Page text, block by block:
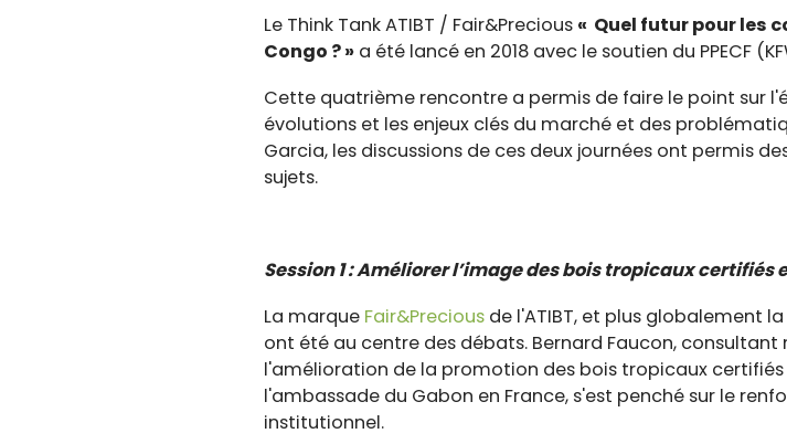
Le Think Tank ATIBT / Fair&Precious « Quel futur pour les
Congo ? » a été lancé en 2018 avec le soutien du PPECF
Cette quatrième rencontre a permis de faire le point sur
évolutions et les enjeux clés du marché et des
Garcia, les discussions de ces deux journées ont permis
sujets.
Session 1 : Améliorer l’image des bois tropicaux certifiés
La marque Fair&Precious de l'ATIBT, et plus globalement
ont été au centre des débats. Bernard Faucon,
l'amélioration de la promotion des bois tropicaux
l'ambassade du Gabon en France, s'est penché sur le
institutionnel.